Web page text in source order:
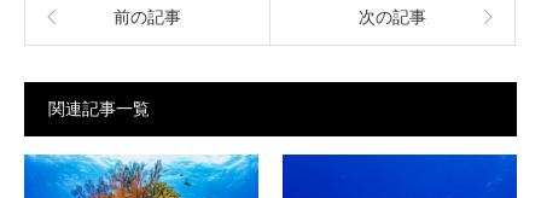
前の記事 次の記事
関連記事一覧